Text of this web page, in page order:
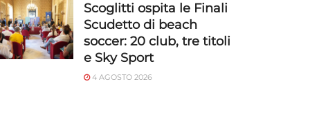
Scoglitti ospita le Finali
Scudetto di beach
soccer: 20 club, tre titoli
e Sky Sport
4 AGOSTO 2026